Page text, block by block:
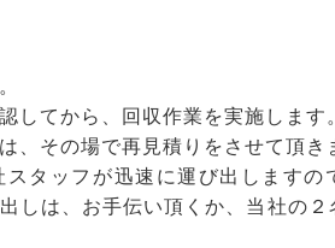
してから、回収作業を実施します
、その場で再見積りをさせて頂き
タッフが迅速に運び出しますの
しは、お手伝い頂くか、当社の２